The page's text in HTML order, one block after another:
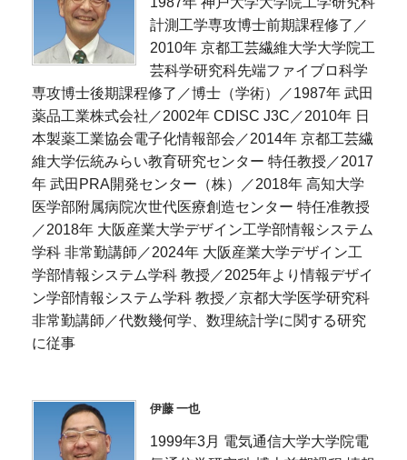
計測工学専攻博士前期課程修了／
2010年 京都工芸繊維大学大学院工
芸科学研究科先端ファイブロ科学
専攻博士後期課程修了／博士（学術）／1987年 武田
薬品工業株式会社／2002年 CDISC J3C／2010年 日
本製薬工業協会電子化情報部会／2014年 京都工芸繊
維大学伝統みらい教育研究センター 特任教授／2017
年 武田PRA開発センター（株）／2018年 高知大学
医学部附属病院次世代医療創造センター 特任准教授
／2018年 大阪産業大学デザイン工学部情報システム
学科 非常勤講師／2024年 大阪産業大学デザイン工
学部情報システム学科 教授／2025年より情報デザイ
ン学部情報システム学科 教授／京都大学医学研究科
非常勤講師／代数幾何学、数理統計学に関する研究
に従事
伊藤 一也
1999年3月 電気通信大学大学院電